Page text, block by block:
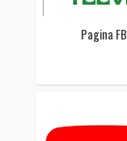
Pagina FB